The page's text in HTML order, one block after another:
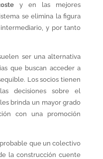
y en las mejores
se elimina la figura
y por tanto
ser una alternativa
que buscan acceder a
Los socios tienen
decisiones sobre el
brinda un mayor grado
con una promoción
que un colectivo
la construcción cuente